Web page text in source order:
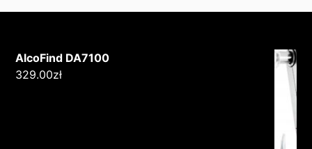
AlcoFind DA7100
329.00zł